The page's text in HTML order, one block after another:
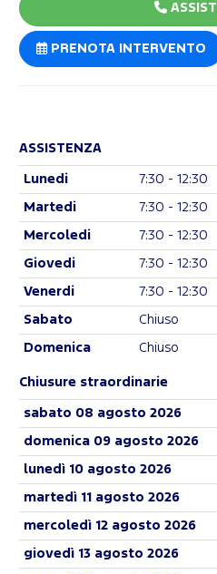
PRENOTA INTERVENTO
ASSISTENZA
Lunedi 7:30 - 12:30
Martedi 7:30 - 12:30
Mercoledi 7:30 - 12:30
Giovedi 7:30 - 12:30
Venerdi 7:30 - 12:30
Sabato Chiuso
Domenica Chiuso
Chiusure straordinarie
sabato 08 agosto 2026
domenica 09 agosto 2026
lunedì 10 agosto 2026
martedì 11 agosto 2026
mercoledì 12 agosto 2026
giovedì 13 agosto 2026